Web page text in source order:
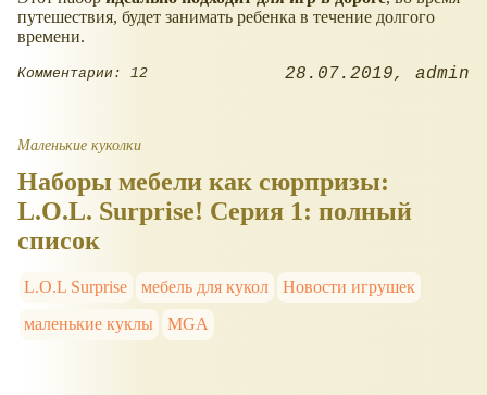
путешествия, будет занимать ребенка в течение долгого
времени.
Комментарии: 12 28.07.2019 admin
Маленькие куколки
Наборы мебели как сюрпризы:
L.O.L. Surprise! Серия 1: полный
список
L.O.L Surprise мебель для кукол
Новости игрушек
маленькие куклы
MGA